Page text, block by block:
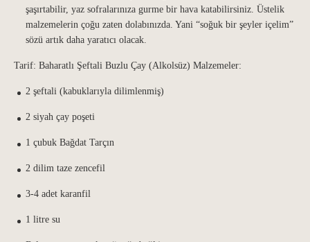
şaşırtabilir, yaz sofralarınıza gurme bir hava katabilirsiniz. Üstelik
malzemelerin çoğu zaten dolabınızda. Yani “soğuk bir şeyler içelim”
sözü artık daha yaratıcı olacak.
Tarif: Baharatlı Şeftali Buzlu Çay (Alkolsüz) Malzemeler:
2 şeftali (kabuklarıyla dilimlenmiş)
2 siyah çay poşeti
1 çubuk Bağdat Tarçın
2 dilim taze zencefil
3-4 adet karanfil
1 litre su